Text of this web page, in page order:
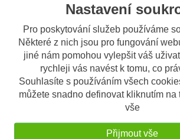
Nastavení
Pro poskytování služeb používáme
Některé z nich jsou pro fungování
jiné nám pomohou vylepšit váš
rychleji vás navést k tomu, co
Souhlasíte s používáním všech
můžete snadno definovat kliknutím na
vše
Přijmout vše
Montážní sada 01SKIT pro
hliníkový držák S900A pro
smartphone
Univerzální hliníkový držák navigací,
elektrickým přístrojů pro použití při
V balení je pouze montážní sada -
objednává samostatně!
S tímto výrobkem si